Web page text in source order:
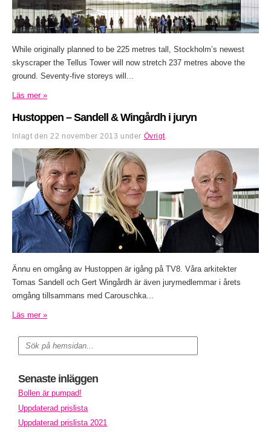
While originally planned to be 225 metres tall, Stockholm’s newest
skyscraper the Tellus Tower will now stretch 237 metres above the
ground. Seventy-five storeys will...
Läs mer »
Hustoppen – Sandell & Wingårdh i juryn
Inlagt den 22 november 2013 under Övrigt
Ännu en omgång av Hustoppen är igång på TV8. Våra arkitekter
Tomas Sandell och Gert Wingårdh är även jurymedlemmar i årets
omgång tillsammans med Carouschka...
Läs mer »
Senaste inläggen
Bollen är pumpad!
Uppdaterad prislista
Uppdaterad prislista 2021